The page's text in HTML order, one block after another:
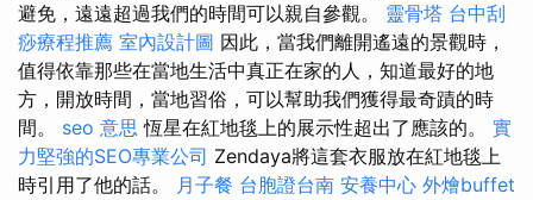
避免，遠遠超過我們的時間可以親自參觀。 靈骨塔 台中刮
痧療程推薦 室內設計圖 因此，當我們離開遙遠的景觀時，
值得依靠那些在當地生活中真正在家的人，知道最好的地
方，開放時間，當地習俗，可以幫助我們獲得最奇蹟的時
間。 seo 意思 恆星在紅地毯上的展示性超出了應該的。 實
力堅強的SEO專業公司 Zendaya將這套衣服放在紅地毯上
時引用了他的話。 月子餐 台胞證台南 安養中心 外燴buffet